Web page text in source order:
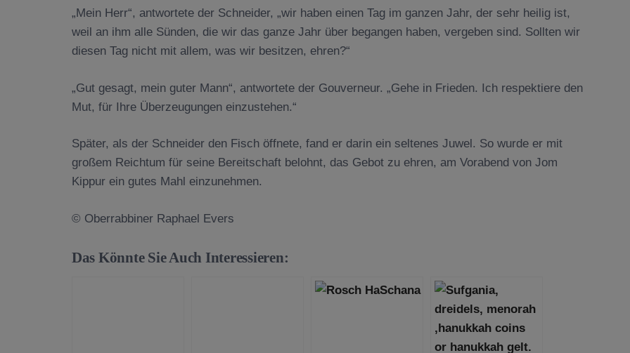
„Mein Herr“, antwortete der Schneider, „wir haben einen Tag im ganzen Jahr, der sehr heilig ist,
weil an ihm alle Sünden, die wir das ganze Jahr über begangen haben, vergeben sind. Sollten wir
diesen Tag nicht mit allem, was wir besitzen, ehren?“
„Gut gesagt, mein guter Mann“, antwortete der Gouverneur. „Gehe in Frieden. Ich respektiere den
Mut, für Ihre Überzeugungen einzustehen.“
Später, als der Schneider den Fisch öffnete, fand er darin ein seltenes Juwel. So wurde er mit
großem Reichtum für seine Bereitschaft belohnt, das Gebot zu ehren, am Vorabend von Jom
Kippur ein gutes Mahl einzunehmen.
© Oberrabbiner Raphael Evers
Das Könnte Sie Auch Interessieren: